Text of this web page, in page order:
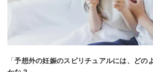
「予想外の妊娠のスピリチュアルには、どの